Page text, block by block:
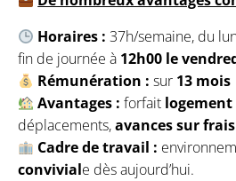
Horaires : 37h/semaine, du
fin de journée à 12h00 le
Rémunération : sur 13 mois
Avantages : forfait logement
déplacements,avances sur frais
Cadre de travail :
conviviale dès aujourd’hui.